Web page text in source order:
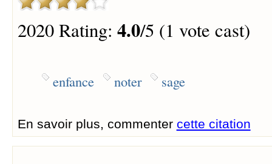
2020 Rating: 4.0/5 (1 vote cast)
enfance noter sage
En savoir plus, commenter cette citation